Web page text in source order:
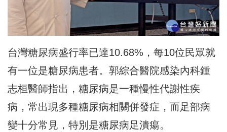
台灣糖尿病盛行率已達10.68%，每10位民眾就
有一位是糖尿病患者。郭綜合醫院感染內科鍾
志桓醫師指出，糖尿病是一種慢性代謝性疾
病，常出現多種糖尿病相關併發症，而足部病
變十分常見，特別是糖尿病足潰瘍。